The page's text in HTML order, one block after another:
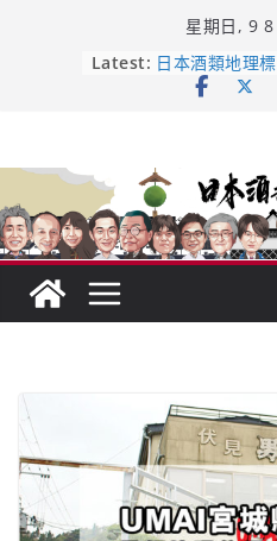
星期日, 9
Latest: 龜之井酒造：
吟釀的堅持與
響 𝟭𝟮 年 復活
【酒業商戰】
市場！梅乃宿